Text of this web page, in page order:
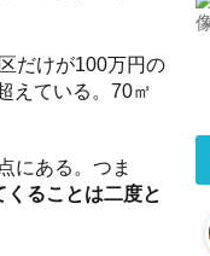
だけが100万円の
えている。70㎡
にある。つま
ることは二度と